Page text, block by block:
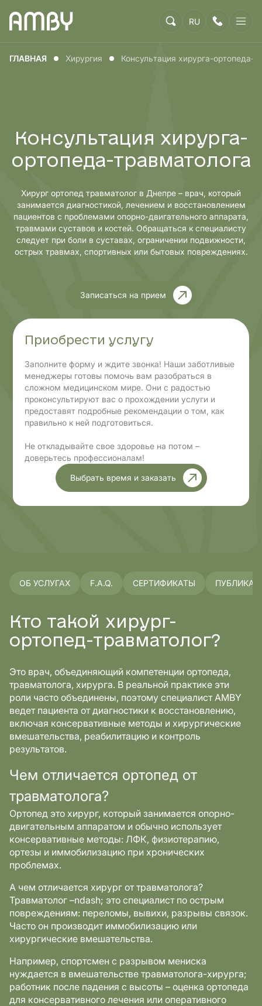
RU
ГЛАВНАЯ Хирургия Консультация хирурга-ортопеда-
Консультация хирурга-
ортопеда-травматолога
Хирург ортопед травматолог в Днепре – врач, который
занимается диагностикой, лечением и восстановлением
пациентов с проблемами опорно-двигательного аппарата,
травмами суставов и костей. Обращаться к специалисту
следует при боли в суставах, ограничении подвижности,
острых травмах, спортивных или бытовых повреждениях.
Записаться на прием
Приобрести услугу
Заполните форму и ждите звонка! Наши заботливые
менеджеры готовы помочь вам разобраться в
сложном медицинском мире. Они с радостью
проконсультируют вас о прохождении услуги и
предоставят подробные рекомендации о том, как
правильно к ней подготовиться.
Не откладывайте свое здоровье на потом –
доверьтесь профессионалам!
Выбрать время и заказать
ОБ УСЛУГАХ F.A.Q. СЕРТИФИКАТЫ
Кто такой хирург-
ортопед-травматолог?
Это врач, объединяющий компетенции ортопеда,
травматолога, хирурга. В реальной практике эти
роли часто объединены, поэтому специалист AMBY
ведет пациента от диагностики к восстановлению,
включая консервативные методы и хирургические
вмешательства, реабилитацию и контроль
результатов.
Чем отличается ортопед от
травматолога?
Ортопед это хирург, который занимается опорно-
двигательным аппаратом и обычно использует
консервативные методы: ЛФК, физиотерапию,
ортезы и иммобилизацию при хронических
проблемах.
А чем отличается хирург от травматолога?
Травматолог –ndash; это специалист по острым
повреждениям: переломы, вывихи, разрывы связок.
Часто он производит иммобилизацию или
хирургические вмешательства.
Например, спортсмен с разрывом мениска
нуждается в вмешательстве травматолога-хирурга;
работник после падения с высоты – оценка ортопеда
для консервативного лечения или оперативного